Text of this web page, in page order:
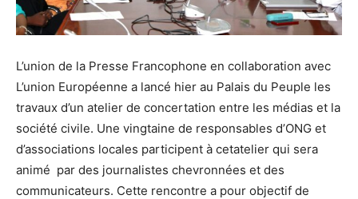
L’union de la Presse Francophone en collaboration avec
L’union Européenne a lancé hier au Palais du Peuple les
travaux d’un atelier de concertation entre les médias et la
société civile. Une vingtaine de responsables d’ONG et
d’associations locales participent à cetatelier qui sera
animé par des journalistes chevronnées et des
communicateurs. Cette rencontre a pour objectif de